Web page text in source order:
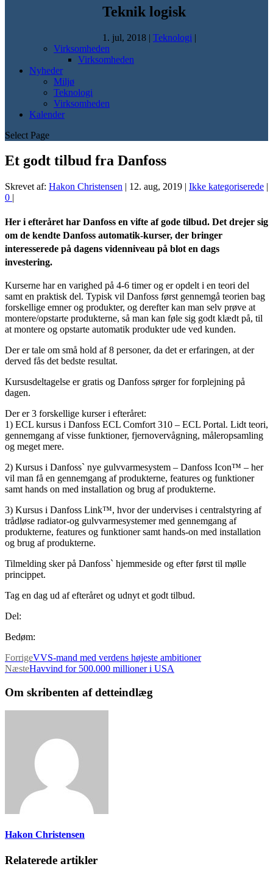
Teknik logisk
1. jul, 2018 | Teknologi |
Virksomheden
Virksomheden
Nyheder
Miljø
Teknologi
Virksomheden
Kalender
Select Page
Et godt tilbud fra Danfoss
Skrevet af: Hakon Christensen | 12. aug, 2019 | Ikke kategoriserede |
0 |
Her i efteråret har Danfoss en vifte af gode tilbud. Det drejer sig
om de kendte Danfoss automatik-kurser, der bringer
interesserede på dagens videnniveau på blot en dags
investering.
Kurserne har en varighed på 4-6 timer og er opdelt i en teori del
samt en praktisk del. Typisk vil Danfoss først gennemgå teorien bag
forskellige emner og produkter, og derefter kan man selv prøve at
montere/opstarte produkterne, så man kan føle sig godt klædt på, til
at montere og opstarte automatik produkter ude ved kunden.
Der er tale om små hold af 8 personer, da det er erfaringen, at der
derved fås det bedste resultat.
Kursusdeltagelse er gratis og Danfoss sørger for forplejning på
dagen.
Der er 3 forskellige kurser i efteråret:
1) ECL kursus i Danfoss ECL Comfort 310 – ECL Portal. Lidt teori,
gennemgang af visse funktioner, fjernovervågning, måleropsamling
og meget mere.
2) Kursus i Danfoss` nye gulvvarmesystem – Danfoss Icon™ – her
vil man få en gennemgang af produkterne, features og funktioner
samt hands on med installation og brug af produkterne.
3) Kursus i Danfoss Link™, hvor der undervises i centralstyring af
trådløse radiator-og gulvvarmesystemer med gennemgang af
produkterne, features og funktioner samt hands-on med installation
og brug af produkterne.
Tilmelding sker på Danfoss` hjemmeside og efter først til mølle
princippet.
Tag en dag ud af efteråret og udnyt et godt tilbud.
Del:
Bedøm:
ForrigeVVS-mand med verdens højeste ambitioner
NæsteHavvind for 500.000 millioner i USA
Om skribenten af detteindlæg
Hakon Christensen
Relaterede artikler